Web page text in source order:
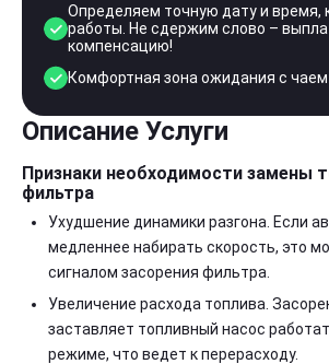
Определяем точную дату и время,
работы. Не сдержим слово –
компенсацию!
Комфортная зона ожидания с
Описание Услуги
Признаки необходимости замены
фильтра
Ухудшение динамики разгона. Если
медленнее набирать скорость, это
сигналом засорения фильтра.
Увеличение расхода топлива.
заставляет топливный насос
режиме, что ведет к перерасходу.